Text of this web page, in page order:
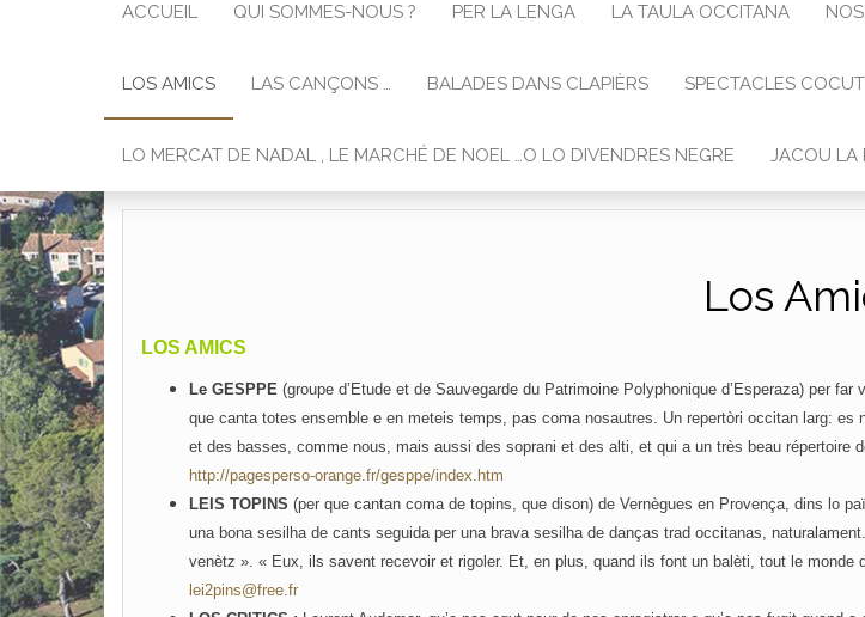
ACCUEIL QUI SOMMES-NOUS ? PER LA LENGA LA TAULA OCCITANA
LOS AMICS LAS CANÇONS … BALADES DANS CLAPIÈRS SPECTACLES
LO MERCAT DE NADAL , LE MARCHÉ DE NOEL …O LO DIVENDRES NEGRE JACOU LA
Los
LOS AMICS
Le GESPPE (groupe d’Etude et de Sauvegarde du Patrimoine Polyphonique d’Esperaza) per
que canta totes ensemble e en meteis temps, pas coma nosautres. Un repertòri occitan larg:
et des basses, comme nous, mais aussi des soprani et des alti, et qui a un très beau répertoire
http://pagesperso-orange.fr/gesppe/index.htm
LEIS TOPINS (per que cantan coma de topins, que dison) de Vernègues en Provença, dins lo
una bona sesilha de cants seguida per una brava sesilha de danças trad occitanas,
venètz ». « Eux, ils savent recevoir et rigoler. Et, en plus, quand ils font un balèti, tout le monde
lei2pins@free.fr